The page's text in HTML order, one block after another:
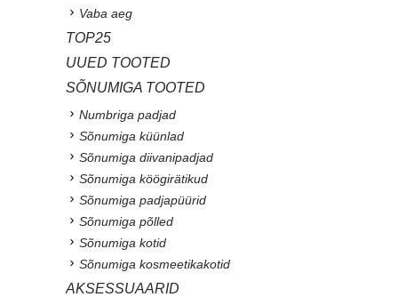
Vaba aeg
TOP25
UUED TOOTED
SÕNUMIGA TOOTED
Numbriga padjad
Sõnumiga küünlad
Sõnumiga diivanipadjad
Sõnumiga köögirätikud
Sõnumiga padjapüürid
Sõnumiga põlled
Sõnumiga kotid
Sõnumiga kosmeetikakotid
AKSESSUAARID